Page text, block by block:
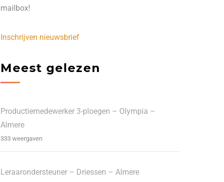
mailbox!
Inschrijven nieuwsbrief
Meest gelezen
Productiemedewerker 3-ploegen – Olympia –
Almere
333 weergaven
Leraarondersteuner – Driessen – Almere